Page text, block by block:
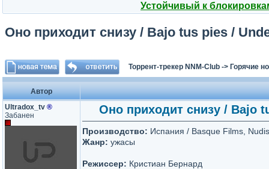
Устойчивый к
Оно приходит снизу / Bajo tus pies /
Торрент-трекер NNM-Club -> Горячие
Автор
Ultradox_tv ®
Забанен
Оно приходит снизу / Bajo
Производство: Испания / Basque Films,
Жанр: ужасы
Режиссер: Кристиан Бернард